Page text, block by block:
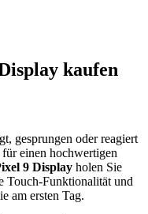
kaufen
gesprungen oder reagiert
einen hochwertigen
9 Display holen Sie
Touch-Funktionalität und
am ersten Tag.